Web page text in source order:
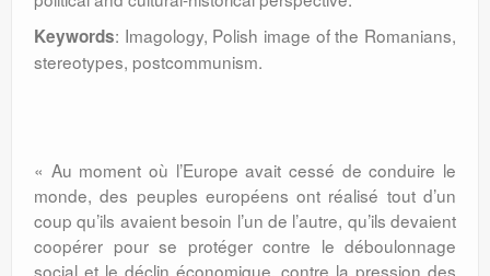
Keywords: Imagology, Polish image of the Romanians,
stereotypes, postcommunism.
« Au moment où l’Europe avait cessé de conduire le
monde, des peuples européens ont réalisé tout d’un
coup qu’ils avaient besoin l’un de l’autre, qu’ils de­vaient
coopérer pour se protéger contre le déboulonnage
social et le déclin écono­mique, contre la pression des